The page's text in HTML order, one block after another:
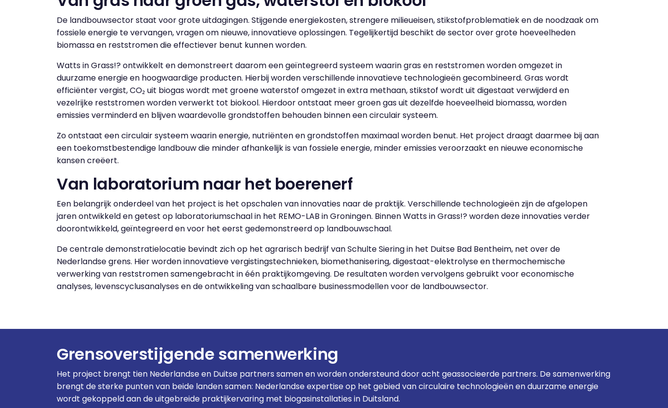
De landbouwsector staat voor grote uitdagingen. Stijgende energiekosten, strengere milieueisen, stikstofproblematiek en de noodzaak om
fossiele energie te vervangen, vragen om nieuwe, innovatieve oplossingen. Tegelijkertijd beschikt de sector over grote hoeveelheden
biomassa en reststromen die effectiever benut kunnen worden.
Watts in Grass!? ontwikkelt en demonstreert daarom een geïntegreerd systeem waarin gras en reststromen worden omgezet in
duurzame energie en hoogwaardige producten. Hierbij worden verschillende innovatieve technologieën gecombineerd. Gras wordt
efficiënter vergist, CO₂ uit biogas wordt met groene waterstof omgezet in extra methaan, stikstof wordt uit digestaat verwijderd en
vezelrijke reststromen worden verwerkt tot biokool. Hierdoor ontstaat meer groen gas uit dezelfde hoeveelheid biomassa, worden
emissies verminderd en blijven waardevolle grondstoffen behouden binnen een circulair systeem.
Zo ontstaat een circulair systeem waarin energie, nutriënten en grondstoffen maximaal worden benut. Het project draagt daarmee bij aan
een toekomstbestendige landbouw die minder afhankelijk is van fossiele energie, minder emissies veroorzaakt en nieuwe economische
kansen creëert.
Van laboratorium naar het boerenerf
Een belangrijk onderdeel van het project is het opschalen van innovaties naar de praktijk. Verschillende technologieën zijn de afgelopen
jaren ontwikkeld en getest op laboratoriumschaal in het REMO-LAB in Groningen. Binnen Watts in Grass!? worden deze innovaties verder
doorontwikkeld, geïntegreerd en voor het eerst gedemonstreerd op landbouwschaal.
De centrale demonstratielocatie bevindt zich op het agrarisch bedrijf van Schulte Siering in het Duitse Bad Bentheim, net over de
Nederlandse grens. Hier worden innovatieve vergistingstechnieken, biomethanisering, digestaat-elektrolyse en thermochemische
verwerking van reststromen samengebracht in één praktijkomgeving. De resultaten worden vervolgens gebruikt voor economische
analyses, levenscyclusanalyses en de ontwikkeling van schaalbare businessmodellen voor de landbouwsector.
Grensoverstijgende samenwerking
Het project brengt tien Nederlandse en Duitse partners samen en worden ondersteund door acht geassocieerde partners. De samenwerking
brengt de sterke punten van beide landen samen: Nederlandse expertise op het gebied van circulaire technologieën en duurzame energie
wordt gekoppeld aan de uitgebreide praktijkervaring met biogasinstallaties in Duitsland.